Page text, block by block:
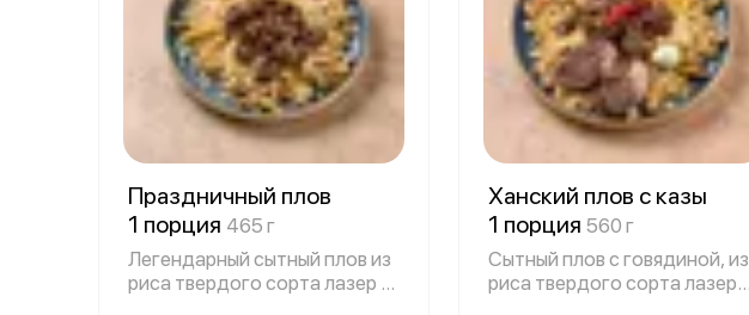
Праздничный плов
1 порция 465 г
Легендарный сытный плов из
риса твердого сорта лазер с
Ханский плов с казы
1 порция 560 г
Сытный плов с говядиной, из
риса твердого сорта лазер.